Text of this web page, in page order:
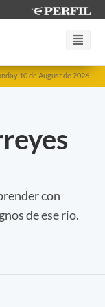
10 de August de 2026
con
de ese río.